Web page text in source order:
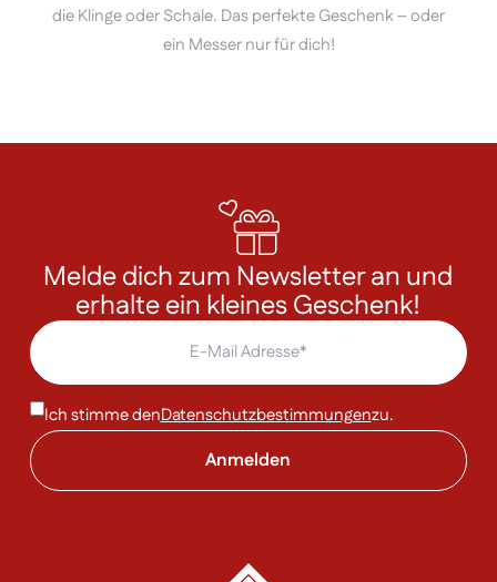
die Klinge oder Schale. Das perfekte Geschenk – oder
ein Messer nur für dich!
Melde dich zum Newsletter an und
erhalte ein kleines Geschenk!
Ich stimme denDatenschutzbestimmungenzu.